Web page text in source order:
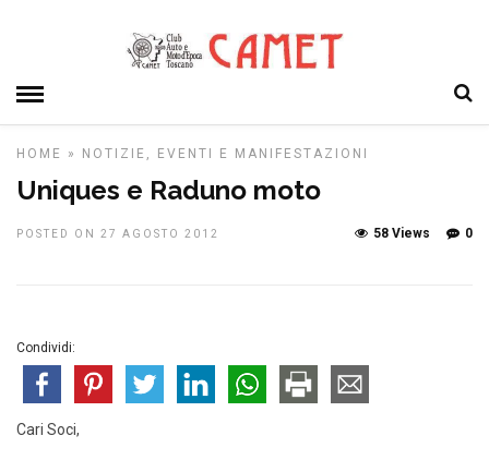
HOME » NOTIZIE, EVENTI E MANIFESTAZIONI
Uniques e Raduno moto
POSTED ON 27 AGOSTO 2012 0
58 Views
Condividi:
Cari Soci,